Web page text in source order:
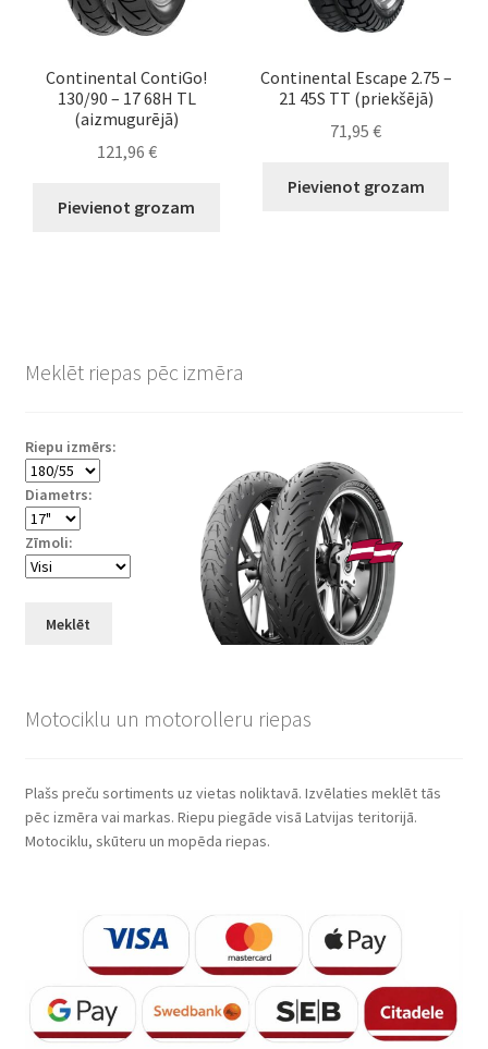
Continental ContiGo!
130/90 – 17 68H TL
(aizmugurējā)
121,96 €
Pievienot grozam
Continental Escape 2.75 –
21 45S TT (priekšējā)
71,95€
Pievienot grozam
Meklēt riepas pēc izmēra
Riepu izmērs:
Diametrs:
Zīmoli:
Meklēt
Motociklu un motorolleru riepas
Plašs preču sortiments uz vietas noliktavā. Izvēlaties meklēt tās
pēc izmēra vai markas. Riepu piegāde visā Latvijas teritorijā.
Motociklu, skūteru un mopēda riepas.